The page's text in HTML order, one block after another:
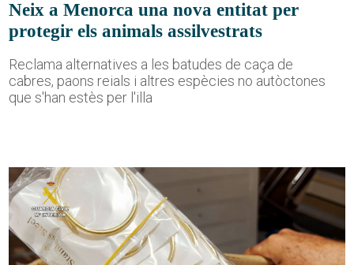
Neix a Menorca una nova entitat per
protegir els animals assilvestrats
Reclama alternatives a les batudes de caça de
cabres, paons reials i altres espècies no autòctones
que s'han estès per l'illa